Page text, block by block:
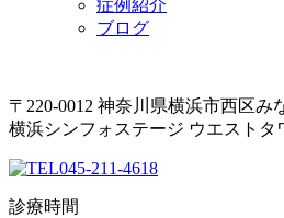
症例紹介
ブログ
〒220-0012 神奈川県横浜市西区み
横浜シンフォステージ ウエストタ
045-211-4618
診療時間